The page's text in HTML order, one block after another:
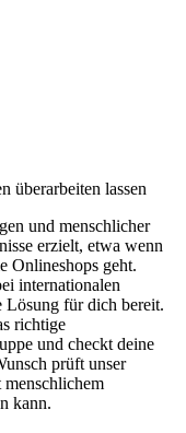
überarbeiten lassen
und menschlicher
erzielt, etwa wenn
Onlineshops geht.
internationalen
für dich bereit.
richtige
und checkt deine
prüft unser
kann.